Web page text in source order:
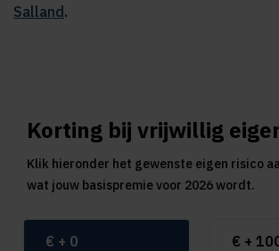
Salland .
Korting bij vrijwillig
Klik hieronder het gewenste eigen risico
wat jouw basispremie voor 2026 wordt.
€ + 0 € +